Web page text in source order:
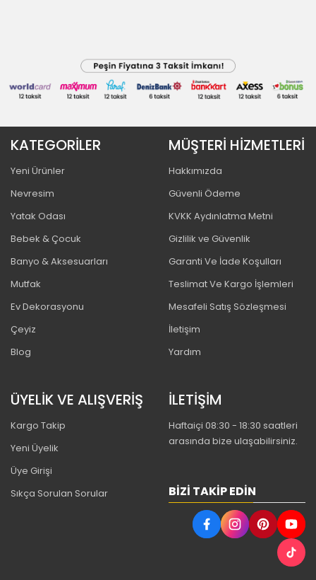
KATEGORİLER
Yeni Ürünler
Nevresim
Yatak Odası
Bebek & Çocuk
Banyo & Aksesuarları
Mutfak
Ev Dekorasyonu
Çeyiz
Blog
MÜŞTERİ HİZMETLERİ
Hakkımızda
Güvenli Ödeme
KVKK Aydınlatma Metni
Gizlilik ve Güvenlik
Garanti Ve İade Koşulları
Teslimat Ve Kargo İşlemleri
Mesafeli Satış Sözleşmesi
İletişim
Yardım
ÜYELİK VE ALIŞVERİŞ
Kargo Takip
Yeni Üyelik
Üye Girişi
Sıkça Sorulan Sorular
İLETİŞİM
Haftaiçi 08:30 - 18:30 saatleri
arasında bize ulaşabilirsiniz.
BIZI TAKIP EDIN